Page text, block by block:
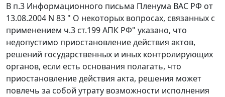
В п.3 Информационного письма Пленума ВАС РФ от
13.08.2004 N 83 " О некоторых вопросах, связанных с
применением ч.3 ст.199 АПК РФ" указано, что
недопустимо приостановление действия актов,
решений государственных и иных контролирующих
органов, если есть основания полагать, что
приостановление действия акта, решения может
повлечь за собой утрату возможности исполнения